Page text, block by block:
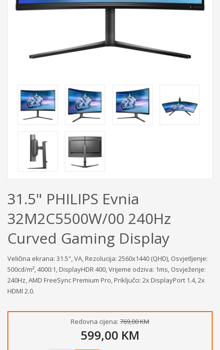
31.5" PHILIPS Evnia
32M2C5500W/00 240Hz
Curved Gaming Display
Veličina ekrana: 31.5", VA, Rezolucija: 2560x1440 (QHD), Osvjetljenje:
500cd/m², 4000:1, DisplayHDR 400, Vrijeme odziva: 1ms, Osvježenje:
240Hz, AMD FreeSync Premium Pro, Priključci: 2x DisplayPort 1.4, 2x
HDMI 2.0.
Redovna cijena: 769,00 KM
599,00 KM